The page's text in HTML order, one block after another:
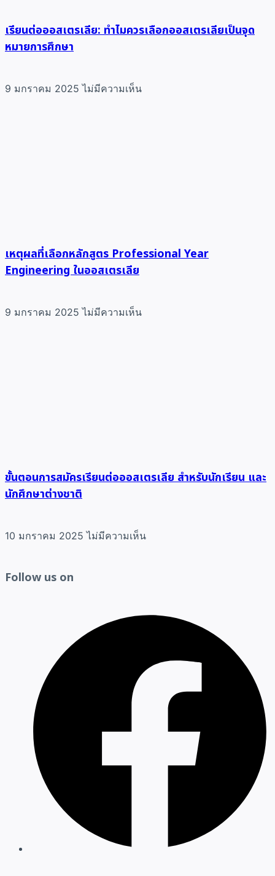
เรียนต่อออสเตรเลีย: ทำไมควรเลือกออสเตรเลียเป็นจุด
หมายการศึกษา
9 มกราคม 2025ไม่มีความเห็น
เหตุผลที่เลือกหลักสูตร Professional Year
Engineering ในออสเตรเลีย
9 มกราคม 2025ไม่มีความเห็น
ขั้นตอนการสมัครเรียนต่อออสเตรเลีย สำหรับนักเรียน และ
นักศึกษาต่างชาติ
10 มกราคม 2025ไม่มีความเห็น
Follow us on